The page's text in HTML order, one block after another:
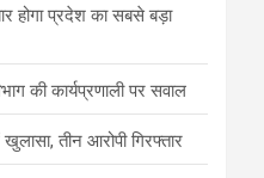
होगा प्रदेश का सबसे बड़ा
की कार्यप्रणाली पर सवाल
तीन आरोपी गिरफ्तार